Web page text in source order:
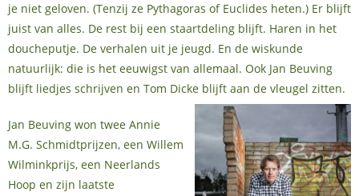
je niet geloven. (Tenzij ze Pythagoras of Euclides heten.) Er blijft
juist van alles. De rest bij een staartdeling blijft. Haren in het
doucheputje. De verhalen uit je jeugd. En de wiskunde
natuurlijk: die is het eeuwigst van allemaal. Ook Jan Beuving
blijft liedjes schrijven en Tom Dicke blijft aan de vleugel zitten.
Jan Beuving won twee Annie
M.G. Schmidtprijzen, een Willem
Wilminkprijs, een Neerlands
Hoop en zijn laatste